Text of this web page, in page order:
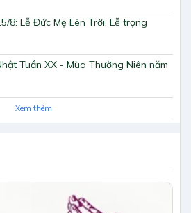
8: Lễ Đức Mẹ Lên Trời, Lễ trọng
Tuần XX - Mùa Thường Niên năm
Xem thêm